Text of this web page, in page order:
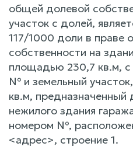
общей долевой
участок с долей,
117/1000 доли в праве
собственности на
площадью 230,7 кв.м,
№ и земельный
кв.м, предназначенный
нежилого здания
номером №,
<адрес>, строение 1.